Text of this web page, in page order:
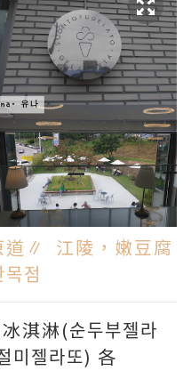
道∥ 江陵，嫩豆腐
점
淇淋(순두부젤라
미젤라또) 各